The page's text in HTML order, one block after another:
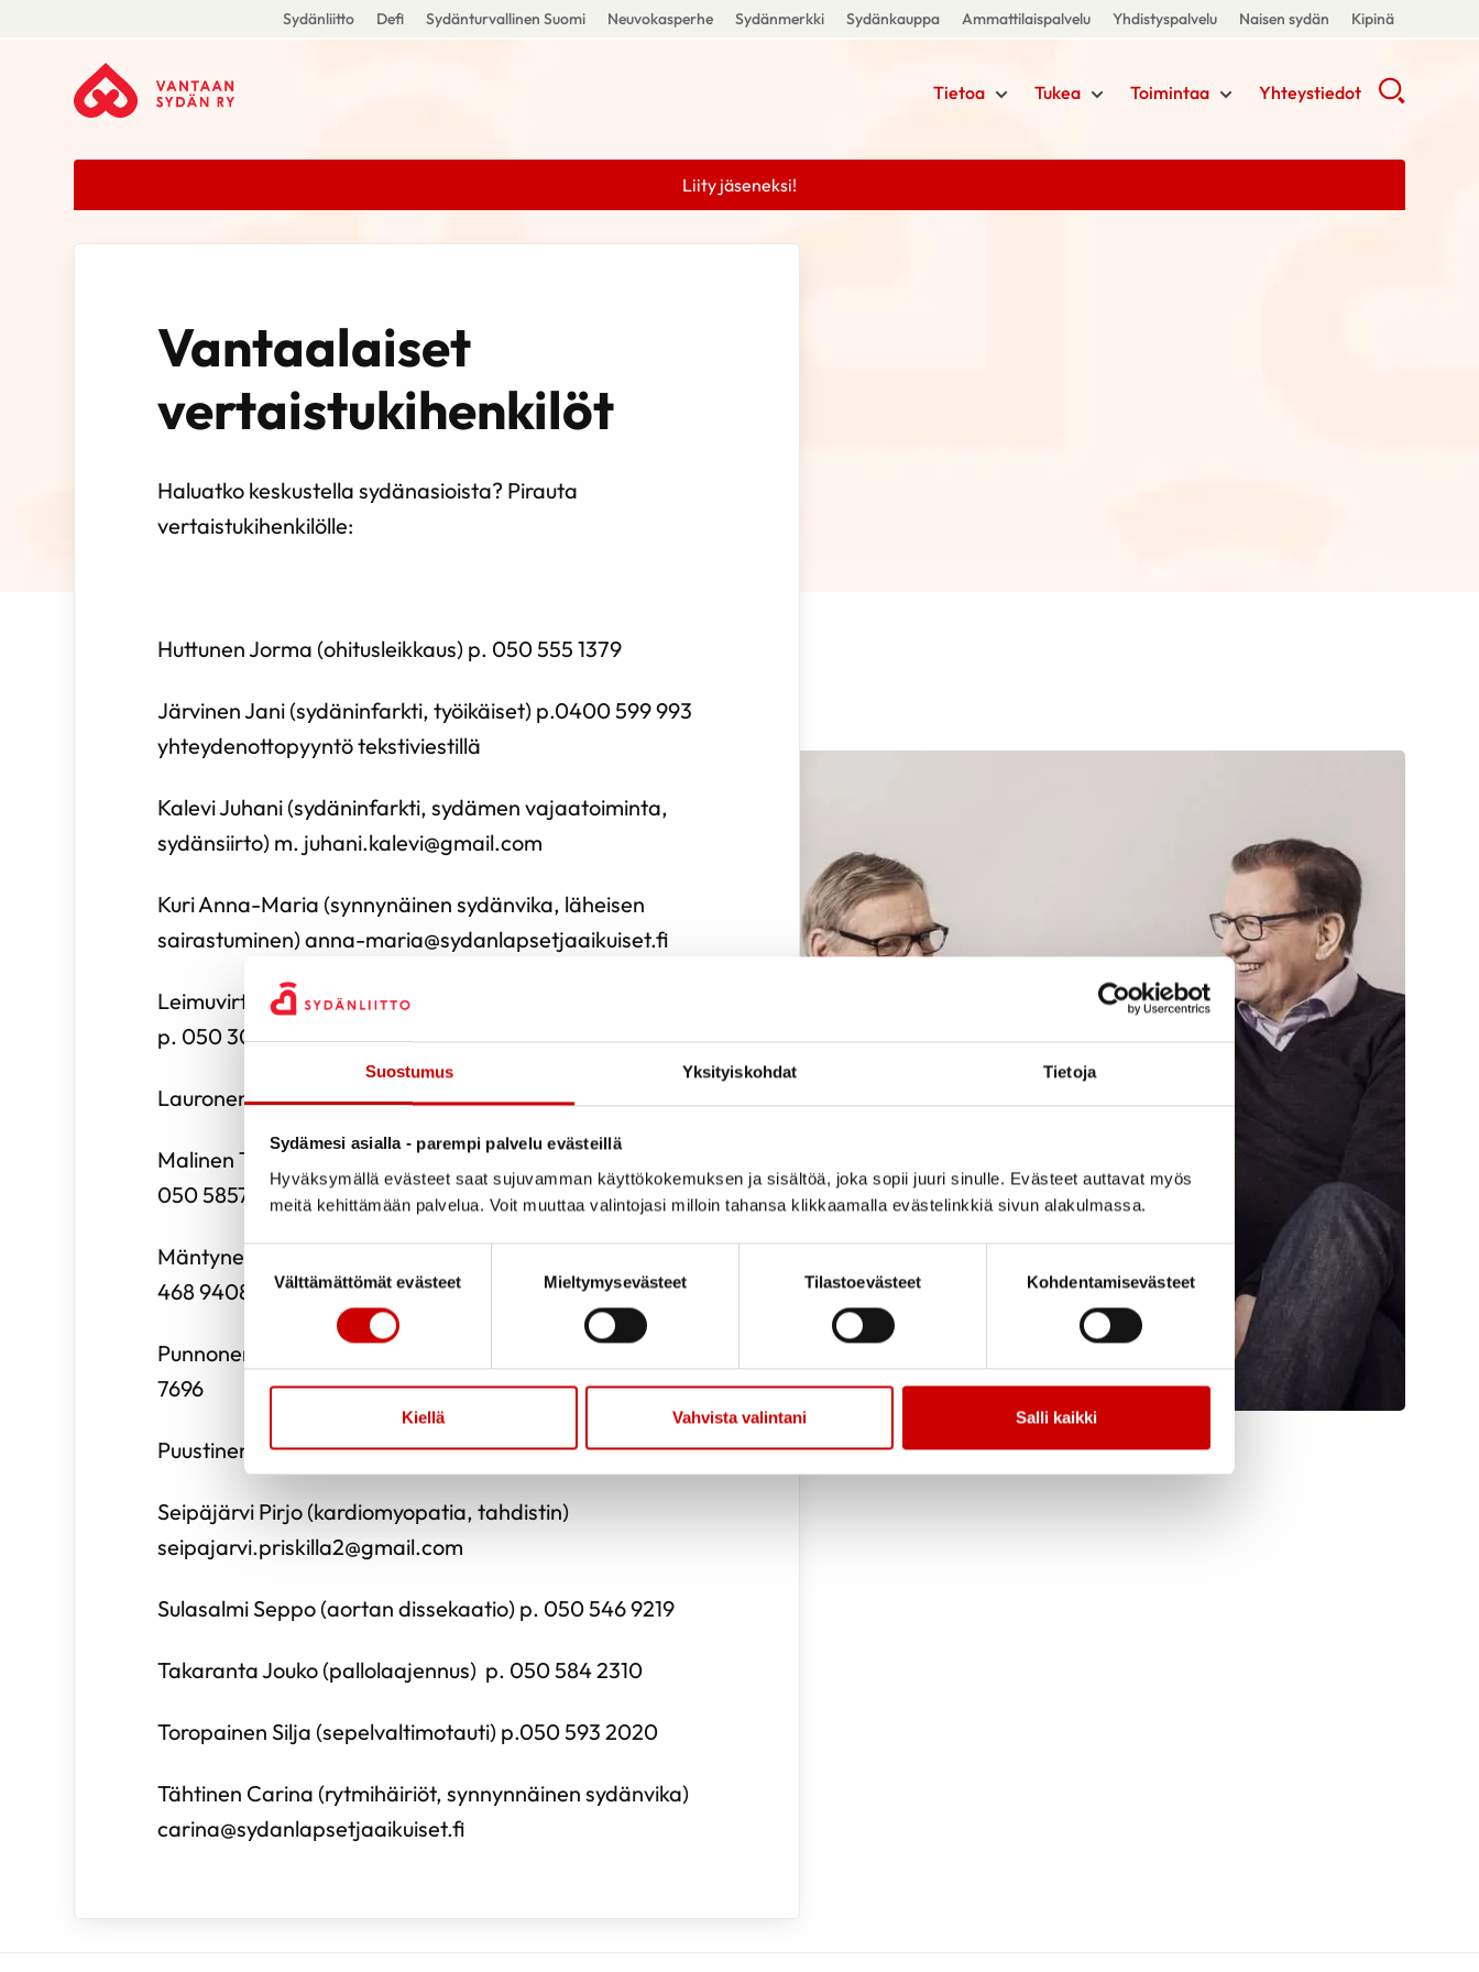
Suostumus Yksityiskohdat Tietoja
Sydämesi asialla - parempi palvelu evästeillä
Hyväksymällä evästeet saat sujuvamman käyttökokemuksen ja sisältöä, joka sopii juuri sinulle. Evästeet auttavat myös
meitä kehittämään palvelua. Voit muuttaa valintojasi milloin tahansa klikkaamalla evästelinkkiä sivun alakulmassa.
Välttämättömät evästeet
Mieltymysevästeet Tilastoevästeet Kohdentamisevästeet
Kiellä Vahvista valintani Salli kaikki
Sydänliitto Defi Sydänturvallinen Suomi Neuvokasperhe Sydänmerkki Sydänkauppa Ammattilaispalvelu Yhdistyspalvelu Naisen sydän Kipinä
Tietoa Tukea Toimintaa Yhteystiedot
Liity jäseneksi!
Vantaalaiset
vertaistukihenkilöt
Haluatko keskustella sydänasioista? Pirauta
vertaistukihenkilölle:
Huttunen Jorma (ohitusleikkaus) p. 050 555 1379
Järvinen Jani (sydäninfarkti, työikäiset) p.0400 599 993
yhteydenottopyyntö tekstiviestillä
Kalevi Juhani (sydäninfarkti, sydämen vajaatoiminta,
sydänsiirto) m. juhani.kalevi@gmail.com
Kuri Anna-Maria (synnynäinen sydänvika, läheisen
sairastuminen) anna-maria@sydanlapsetjaaikuiset.fi
Leimuvirta Virva (sydäninfarkti, pallolaajennus, työikäiset)
p. 050 302 0102
Lauronen Risto (sepelvaltimotauti) p.050 359 0907
Malinen Tuovi (sepelvaltimotauti, CPVT-rytmihäiriö) p.
050 5857170
Mäntynen Saija (rytmihäiriöt, sydänsarkoidoosi) p. 041
468 9408 saija.mantynen@karpatiat.net
Punnonen Anne (aorttaleikkaus, läppäleikkaus) p. 050 371
7696
Puustinen Tuomo (tahdistin) p.040 541 8140
Seipäjärvi Pirjo (kardiomyopatia, tahdistin)
seipajarvi.priskilla2@gmail.com
Sulasalmi Seppo (aortan dissekaatio) p. 050 546 9219
Takaranta Jouko (pallolaajennus) p. 050 584 2310
Toropainen Silja (sepelvaltimotauti) p.050 593 2020
Tähtinen Carina (rytmihäiriöt, synnynnäinen sydänvika)
carina@sydanlapsetjaaikuiset.fi